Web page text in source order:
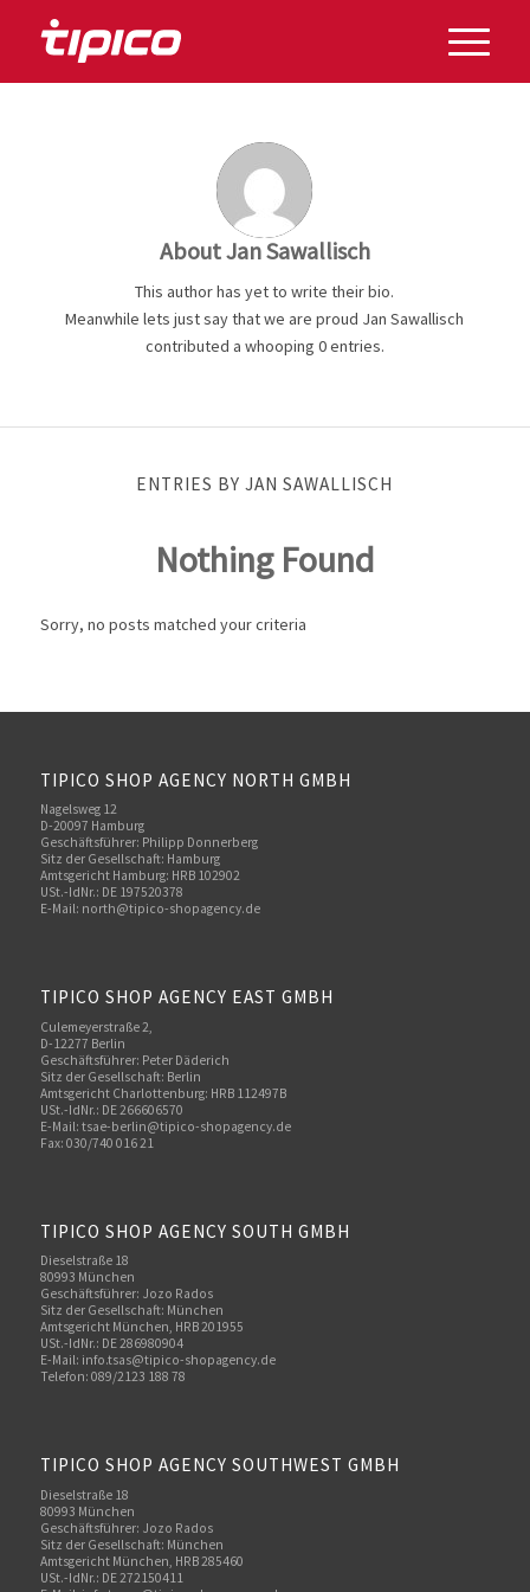
AboutJan Sawallisch
This author has yet to write their bio.
Meanwhile lets just say that we are proud Jan Sawallisch
contributed a whooping 0 entries.
ENTRIES BY JAN SAWALLISCH
Nothing Found
Sorry, no posts matched your criteria
TIPICO SHOP AGENCY NORTH GMBH
Nagelsweg 12
D-20097 Hamburg
Geschäftsführer: Philipp Donnerberg
Sitz der Gesellschaft: Hamburg
Amtsgericht Hamburg: HRB 102902
USt.-IdNr.: DE 197520378
E-Mail: north@tipico-shopagency.de
TIPICO SHOP AGENCY EAST GMBH
Culemeyerstraße 2,
D-12277 Berlin
Geschäftsführer: Peter Däderich
Sitz der Gesellschaft: Berlin
Amtsgericht Charlottenburg: HRB 112497B
USt.-IdNr.: DE 266606570
E-Mail: tsae-berlin@tipico-shopagency.de
Fax: 030/740 016 21
TIPICO SHOP AGENCY SOUTH GMBH
Dieselstraße 18
80993 München
Geschäftsführer: Jozo Rados
Sitz der Gesellschaft: München
Amtsgericht München, HRB 201955
USt.-IdNr.: DE 286980904
E-Mail: info.tsas@tipico-shopagency.de
Telefon: 089/2123 188 78
TIPICO SHOP AGENCY SOUTHWEST GMBH
Dieselstraße 18
80993 München
Geschäftsführer: Jozo Rados
Sitz der Gesellschaft: München
Amtsgericht München, HRB 285460
USt.-IdNr.: DE 272150411